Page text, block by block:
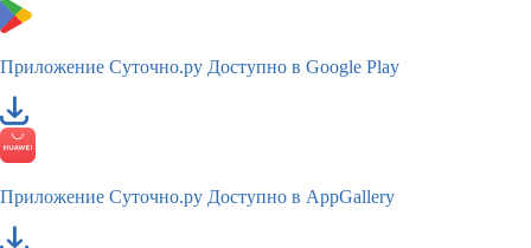
Приложение Суточно.ру Доступно в Google Play
Приложение Суточно.ру Доступно в AppGallery